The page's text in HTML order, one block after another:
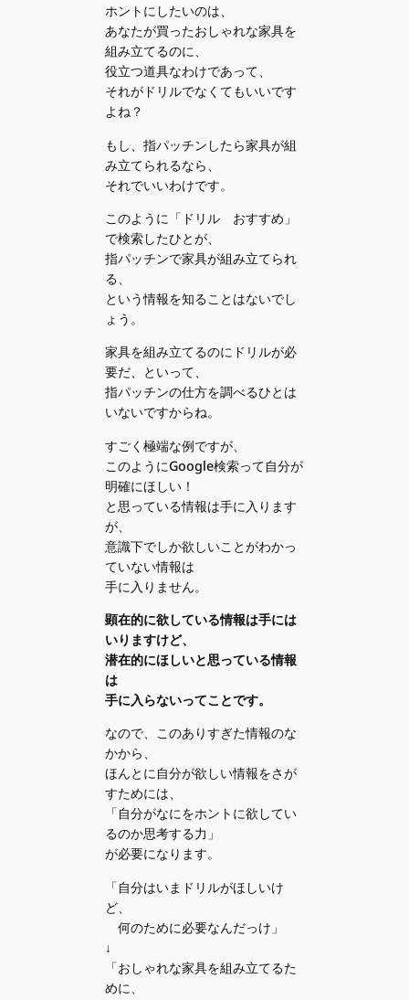
ホントにしたいのは、
あなたが買ったおしゃれな家具を
組み立てるのに、
役立つ道具なわけであって、
それがドリルでなくてもいいです
よね？
もし、指パッチンしたら家具が組
み立てられるなら、
それでいいわけです。
このように「ドリル おすすめ」
で検索したひとが、
指パッチンで家具が組み立てられ
る、
という情報を知ることはないでし
ょう。
家具を組み立てるのにドリルが必
要だ、といって、
指パッチンの仕方を調べるひとは
いないですからね。
すごく極端な例ですが、
このようにGoogle検索って自分が
明確にほしい！
と思っている情報は手に入ります
が、
意識下でしか欲しいことがわかっ
ていない情報は
手に入りません。
顕在的に欲している情報は手には
いりますけど、
潜在的にほしいと思っている情報
は
手に入らないってことです。
なので、このありすぎた情報のな
かから、
ほんとに自分が欲しい情報をさが
すためには、
「自分がなにをホントに欲してい
るのか思考する力」
が必要になります。
「自分はいまドリルがほしいけ
ど、
何のために必要なんだっけ」
↓
「おしゃれな家具を組み立てるた
めに、